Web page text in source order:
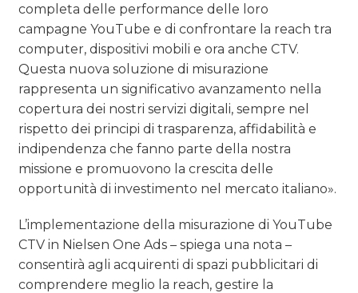
completa delle performance delle loro
campagne YouTube e di confrontare la reach tra
computer, dispositivi mobili e ora anche CTV.
Questa nuova soluzione di misurazione
rappresenta un significativo avanzamento nella
copertura dei nostri servizi digitali, sempre nel
rispetto dei principi di trasparenza, affidabilità e
indipendenza che fanno parte della nostra
missione e promuovono la crescita delle
opportunità di investimento nel mercato italiano».
L’implementazione della misurazione di YouTube
CTV in Nielsen One Ads – spiega una nota –
consentirà agli acquirenti di spazi pubblicitari di
comprendere meglio la reach, gestire la